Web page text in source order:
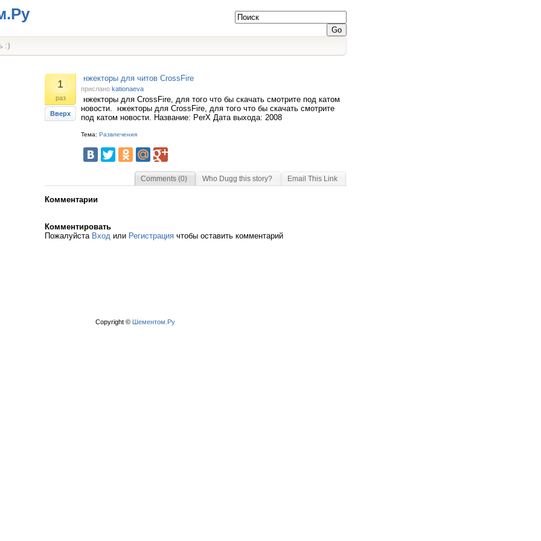
:)
1
раз
Вверх
нжекторы для читов CrossFire
прислано kationaeva
нжекторы для CrossFire, для того что бы скачать смотрите под катом
новости. нжекторы для CrossFire, для того что бы скачать смотрите
под катом новости. Название: PerX Дата выхода: 2008
Тема: Развлечения
Comments (0) Who Dugg this story? Email This Link
Комментарии
Комментировать
Пожалуйста Вход или Регистрация чтобы оставить комментарий
Copyright © Шементом.Ру